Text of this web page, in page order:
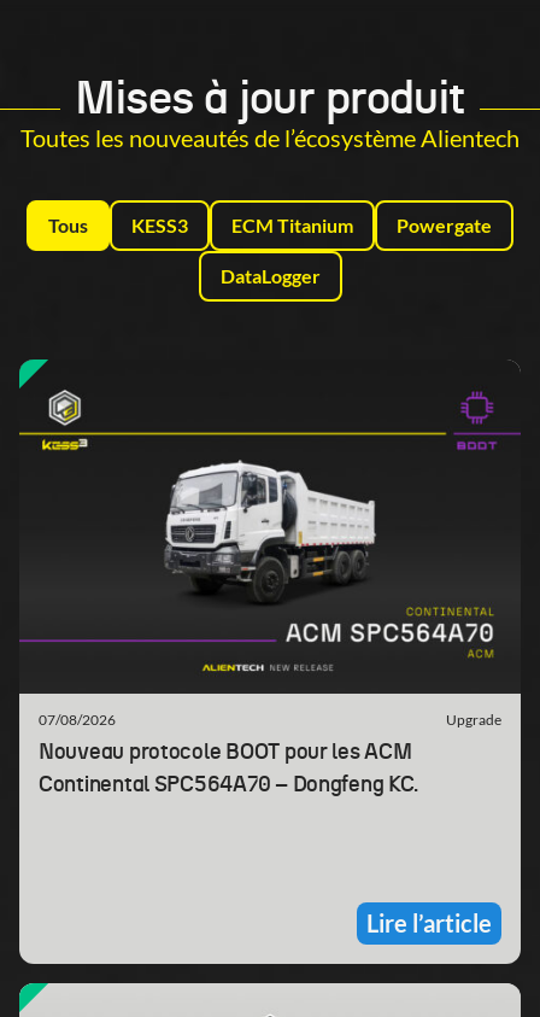
Mises à jour produit
Toutes les nouveautés de l’écosystème Alientech
DataLogger
ECM Titanium
KESS3 Powergate
Tous
07/08/2026 Upgrade
Nouveau protocole BOOT pour les ACM
Continental SPC564A70 – Dongfeng KC.
Lire l’article